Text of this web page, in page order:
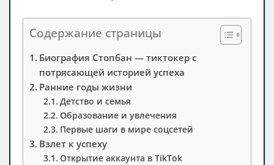
Содержание страницы
Биография Стопбан — тиктокер с
потрясающей историей успеха
Ранние годы жизни
Детство и семья
Образование и увлечения
Первые шаги в мире соцсетей
Взлет к успеху
Открытие аккаунта в TikTok